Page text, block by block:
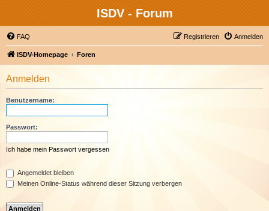
ISDV - Forum
FAQ Anmelden
Registrieren
ISDV-Homepage Foren
Anmelden
Benutzername:
Passwort:
Ich habe mein Passwort vergessen
Angemeldet bleiben
Meinen Online-Status während dieser Sitzung verbergen